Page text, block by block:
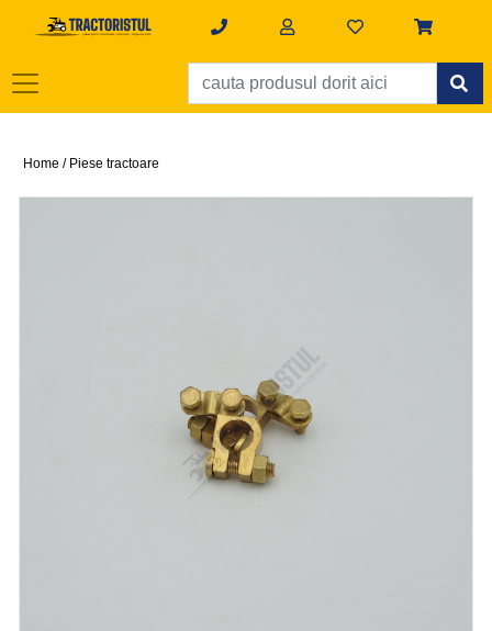
Home / Piese tractoare